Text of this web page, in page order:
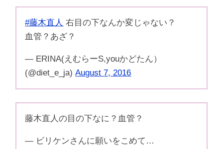
#藤木直人 右目の下なんか変じゃない？
血管？あざ？
— ERINA(えむらーS,youかどたん）
(@diet_e_ja)August 7, 2016
藤木直人の目の下なに？血管？
— ビリケンさんに願いをこめて…